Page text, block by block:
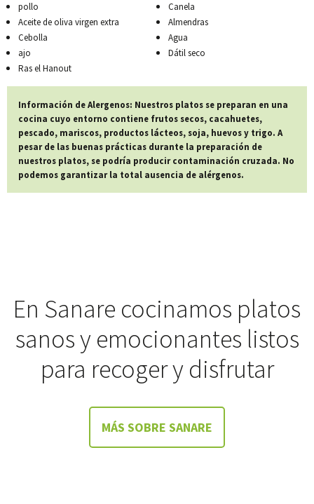
pollo
Aceite de oliva virgen extra
Cebolla
ajo
Ras el Hanout
Canela
Almendras
Agua
Dátil seco
Información de Alergenos: Nuestros platos se preparan en una
cocina cuyo entorno contiene frutos secos, cacahuetes,
pescado, mariscos, productos lácteos, soja, huevos y trigo. A
pesar de las buenas prácticas durante la preparación de
nuestros platos, se podría producir contaminación cruzada. No
podemos garantizar la total ausencia de alérgenos.
En Sanare cocinamos platos
sanos y emocionantes listos
para recoger y disfrutar
MÁS SOBRE SANARE